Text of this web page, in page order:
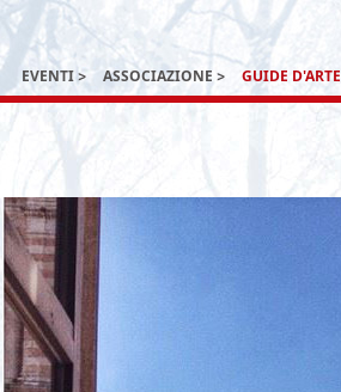
EVENTI ASSOCIAZIONE GUIDE D'ARTE